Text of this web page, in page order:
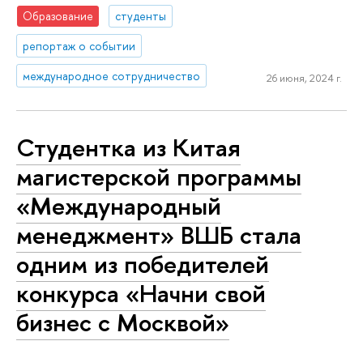
Образование
студенты
репортаж о событии
международное сотрудничество
26 июня, 2024 г.
Студентка из Китая
магистерской программы
«Международный
менеджмент» ВШБ стала
одним из победителей
конкурса «Начни свой
бизнес с Москвой»